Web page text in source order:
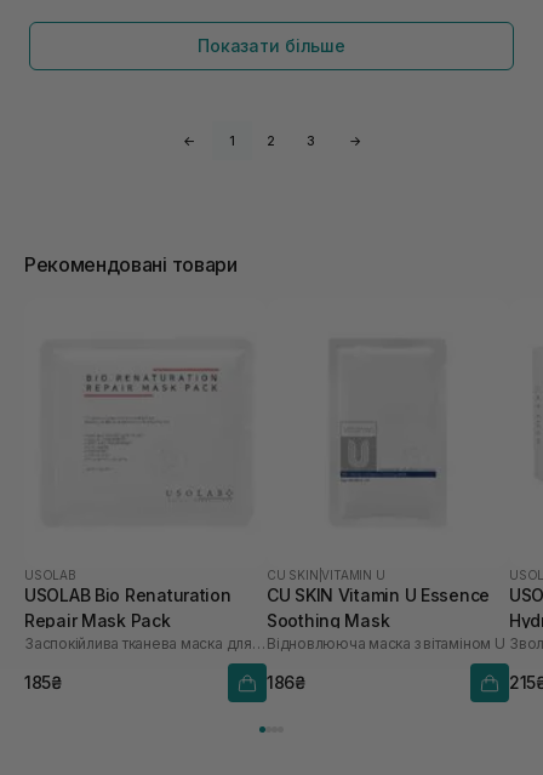
Показати більше
← 1 2 3 →
Рекомендовані товари
USOLAB
USOLAB Bio Renaturation
Repair Mask Pack
Заспокійлива тканева маска для обличчя
185₴
CU SKIN |VITAMIN U
CU SKIN Vitamin U Essence
Soothing Mask
Відновлююча маска з вітаміном U
186₴
шт